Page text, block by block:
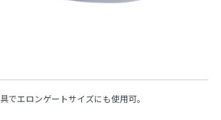
でエロンゲートサイズにも使用可。